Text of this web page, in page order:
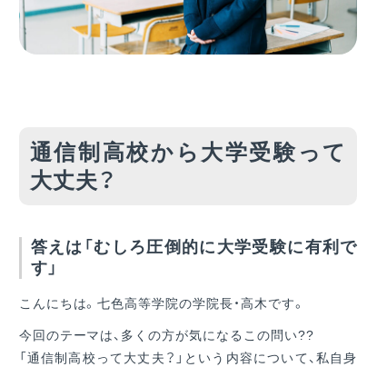
通信制高校から大学受験って
大丈夫？
答えは「むしろ圧倒的に大学受験に有利で
す」
こんにちは。七色高等学院の学院長・高木です。
今回のテーマは、多くの方が気になるこの問い??
「通信制高校って大丈夫？」という内容について、私自身